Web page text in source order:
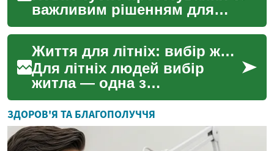
важливим рішенням для
багатьох людей, які
зіткнулися з втратою всіх
природних зубів, що зн...Життя для літніх: вибір житла, квартира та життя на пенсії
Для літніх людей вибір
житла — одна з
найважливіших рішень, яка
впливає на якість
повсякденного життя,
безпеку й соці...
ЗДОРОВ'Я ТА БЛАГОПОЛУЧЧЯ